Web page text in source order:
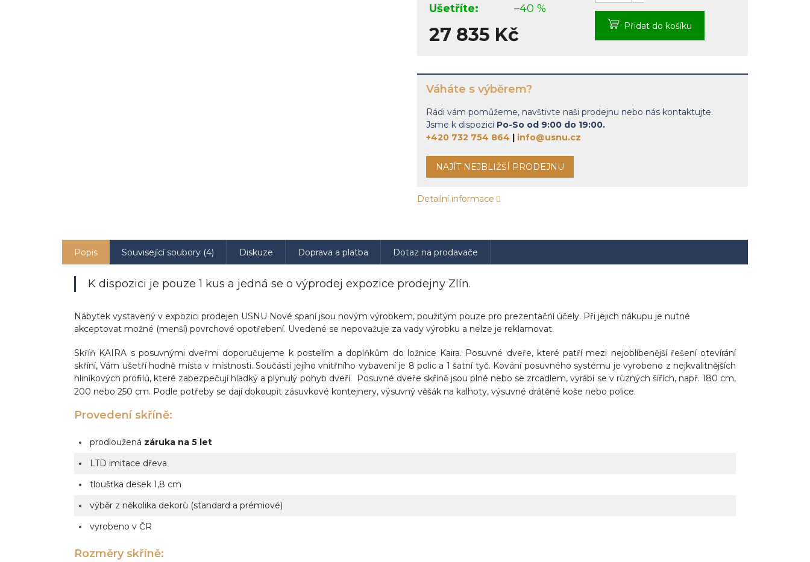
–40 %
27 835 Kč Přidat do košíku
Váháte s výběrem?
Rádi vám pomůžeme, navštivte naši prodejnu nebo nás kontaktujte.
Jsme k dispozici Po-So od 9:00 do 19:00.
+420 732 754 864
info@usnu.cz
NAJÍT NEJBLIŽŠÍ PRODEJNU
Detailní informace
Popis Související soubory (4) Diskuze Doprava a platba Dotaz na prodavače
K dispozici je pouze 1 kus a jedná se o výprodej expozice prodejny Zlín.
Nábytek vystavený v expozici prodejen USNU Nové spaní jsou novým výrobkem, použitým pouze pro prezentační účely. Při jejich nákupu je nutné
akceptovat možné (menší) povrchové opotřebení. Uvedené se nepovažuje za vady výrobku a nelze je reklamovat.
Skříň KAIRA s posuvnými dveřmi doporučujeme k postelím a doplňkům do ložnice Kaira. Posuvné dveře, které patří mezi nejoblíbenější řešení otevírání
skříní, Vám ušetří hodně místa v místnosti. Součástí jejího vnitřního vybavení je 8 polic a 1 šatní tyč. Kování posuvného systému je vyrobeno z nejkvalitnějších
hliníkových profilů, které zabezpečují hladký a plynulý pohyb dveří. Posuvné dveře skříně jsou plné nebo se zrcadlem, vyrábí se v různých šířích, např. 180 cm,
200 nebo 250 cm. Podle potřeby se dají dokoupit zásuvkové kontejnery, výsuvný věšák na kalhoty, výsuvné drátěné koše nebo police.
Provedení skříně:
prodloužená záruka na 5 let
LTD imitace dřeva
tloušťka desek 1,8 cm
výběr z několika dekorů (standard a prémiové)
vyrobeno v ČR
Rozměry skříně: